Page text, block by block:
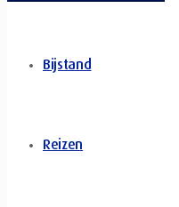
Bijstand
Reizen